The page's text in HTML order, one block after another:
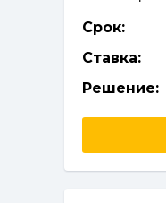
Срок:
Ставка:
Решение: